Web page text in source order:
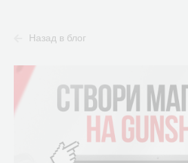
Назад в блог